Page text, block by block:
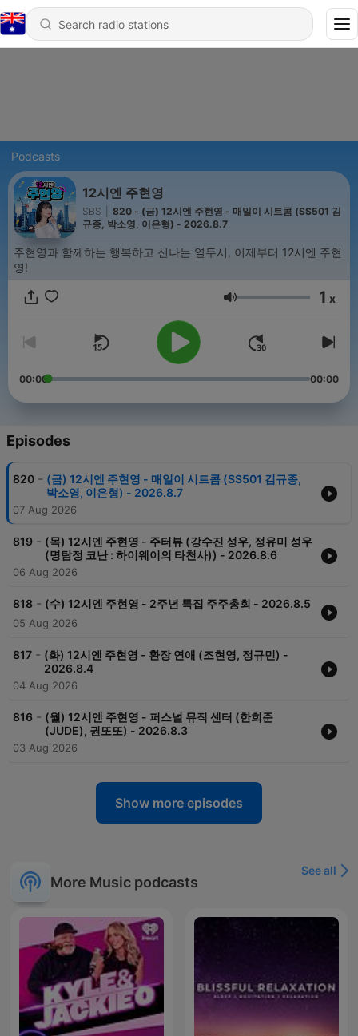
Podcasts
12시엔 주현영
SBS
820 - (금) 12시엔 주현영 - 매일이 시트콤 (SS501 김
규종, 박소영, 이은형) - 2026.8.7
주현영과 함께하는 행복하고 신나는 열두시, 이제부터 12시엔 주현
영!
Volume 1 x
00:00 00:00
Episodes
820 - (금) 12시엔 주현영 - 매일이 시트콤 (SS501 김규종,
박소영, 이은형) - 2026.8.7
07 Aug 2026
819 - (목) 12시엔 주현영 - 주터뷰 (강수진 성우, 정유미 성우
(명탐정 코난 : 하이웨이의 타천사)) - 2026.8.6
06 Aug 2026
818 - (수) 12시엔 주현영 - 2주년 특집 주주총회 - 2026.8.5
05 Aug 2026
817 - (화) 12시엔 주현영 - 환장 연애 (조현영, 정규민) -
2026.8.4
04 Aug 2026
816 - (월) 12시엔 주현영 - 퍼스널 뮤직 센터 (한희준
(JUDE), 권또또) - 2026.8.3
03 Aug 2026
Show more episodes
More Music podcasts
See all